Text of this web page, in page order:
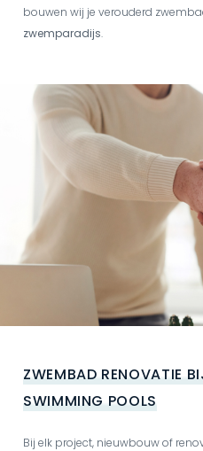
bouwen wij je verouderd
zwemparadijs.
ZWEMBAD RENOVATIE
SWIMMING POOLS
Bij elk project, nieuwbouw of